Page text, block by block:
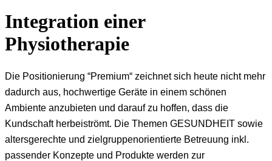
Integration einer
Physiotherapie
Die Positionierung “Premium“ zeichnet sich heute nicht mehr
dadurch aus, hochwertige Geräte in einem schönen
Ambiente anzubieten und darauf zu hoffen, dass die
Kundschaft herbeiströmt. Die Themen GESUNDHEIT sowie
altersgerechte und zielgruppenorientierte Betreuung inkl.
passender Konzepte und Produkte werden zur